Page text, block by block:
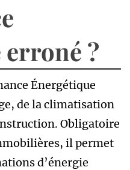
?
Énergétique
de la climatisation
Obligatoire
il permet
d’énergie